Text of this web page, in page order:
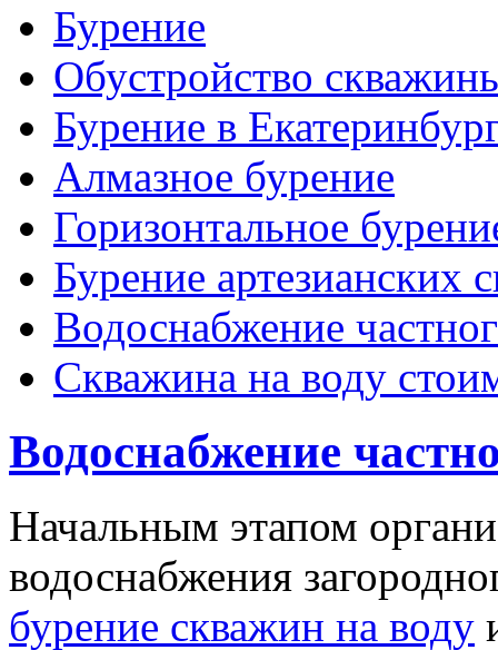
Бурение
Обустройство
Бурение в
Алмазное бурение
Горизонтальное
Бурение артезианских
Водоснабжение
Скважина на воду
Водоснабжение
Начальным этапом
водоснабжения
бурение скважин на воду